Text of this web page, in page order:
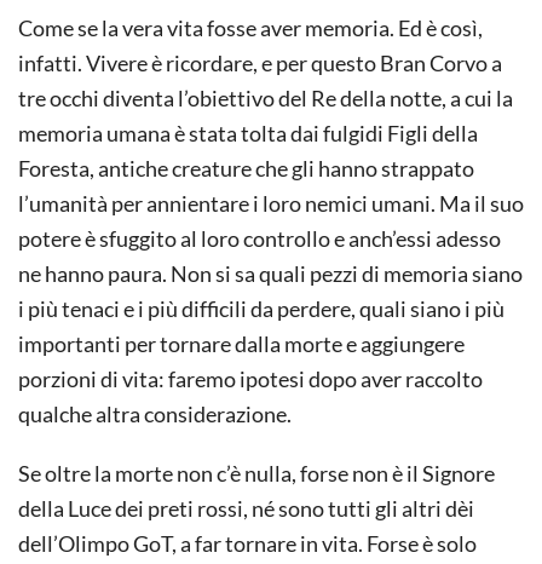
Come se la vera vita fosse aver memoria. Ed è così,
infatti. Vivere è ricordare, e per questo Bran Corvo a
tre occhi diventa l’obiettivo del Re della notte, a cui la
memoria umana è stata tolta dai fulgidi Figli della
Foresta, antiche creature che gli hanno strappato
l’umanità per annientare i loro nemici umani. Ma il suo
potere è sfuggito al loro controllo e anch’essi adesso
ne hanno paura. Non si sa quali pezzi di memoria siano
i più tenaci e i più difficili da perdere, quali siano i più
importanti per tornare dalla morte e aggiungere
porzioni di vita: faremo ipotesi dopo aver raccolto
qualche altra considerazione.
Se oltre la morte non c’è nulla, forse non è il Signore
della Luce dei preti rossi, né sono tutti gli altri dèi
dell’Olimpo GoT, a far tornare in vita. Forse è solo